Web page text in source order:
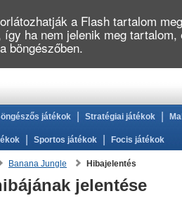
játékok Stratégiai játékok
Sportos játékok Focis játékok
Banana Jungle Hibajelentés
jelentése
a Flash tartalom
ha nem jelenik meg
böngészőben.